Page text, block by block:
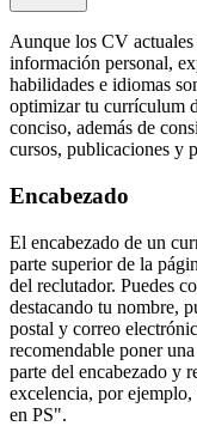
Aunque los CV actuales
información personal,
habilidades e idiomas
optimizar tu currículum
conciso, además de
cursos, publicaciones y
Encabezado
El encabezado de un
parte superior de la
del reclutador. Puedes
destacando tu nombre,
postal y correo
recomendable poner
parte del encabezado y
excelencia, por
en PS".